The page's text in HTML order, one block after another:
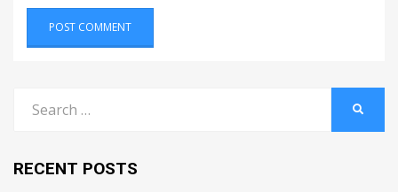
for:
RECENT POSTS